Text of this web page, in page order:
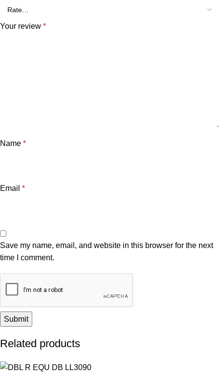
Your review *
Name *
Email *
Save my name, email, and website in this browser for the next
time I comment.
Related products